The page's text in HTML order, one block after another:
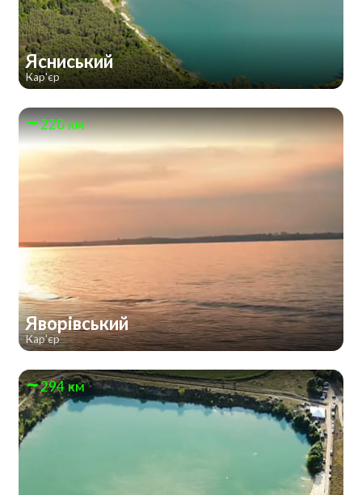
Ясниський
Кар'єр
220 км
Яворівський
Кар'єр
294 км